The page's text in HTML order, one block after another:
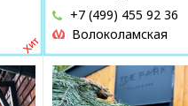
Волоколамская
+7 (499) 455 92 36